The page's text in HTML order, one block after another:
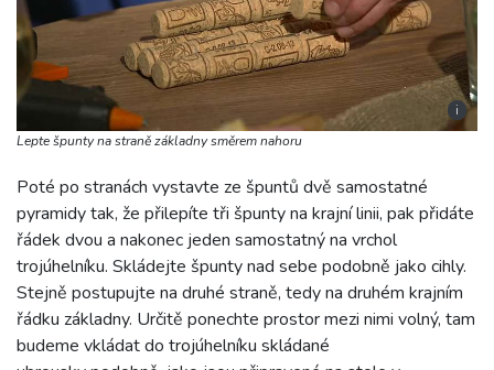
i
Lepte špunty na straně základny směrem nahoru
Poté po stranách vystavte ze špuntů dvě samostatné
pyramidy tak, že přilepíte tři špunty na krajní linii, pak přidáte
řádek dvou a nakonec jeden samostatný na vrchol
trojúhelníku. Skládejte špunty nad sebe podobně jako cihly.
Stejně postupujte na druhé straně, tedy na druhém krajním
řádku základny. Určitě ponechte prostor mezi nimi volný, tam
budeme vkládat do trojúhelníku skládané